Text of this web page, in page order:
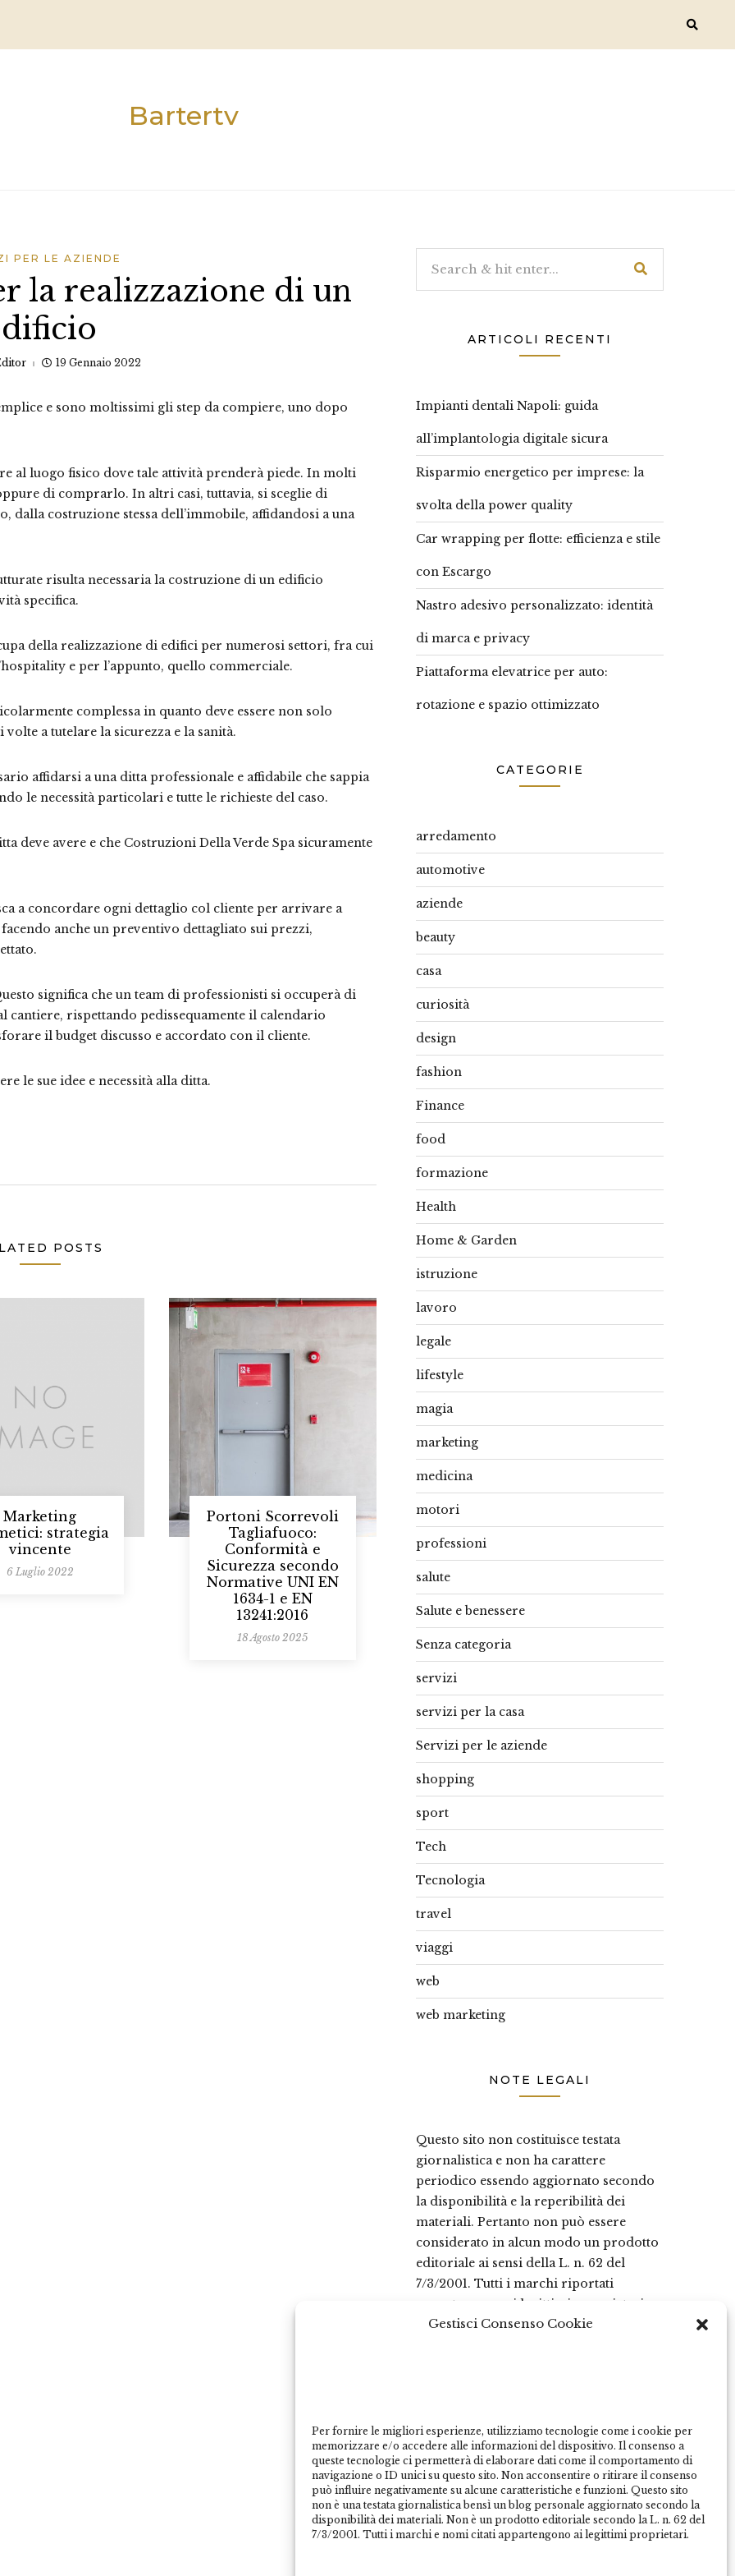
Gestisci Consenso Cookie
Per fornire le migliori esperienze, utilizziamo tecnologie come i cookie per
memorizzare e/o accedere alle informazioni del dispositivo. Il consenso a
queste tecnologie ci permetterà di elaborare dati come il comportamento di
navigazione o ID unici su questo sito. Non acconsentire o ritirare il consenso
può influire negativamente su alcune caratteristiche e funzioni. Questo sito
non è una testata giornalistica bensì un blog personale aggiornato secondo la
disponibilità dei materiali. Non è un prodotto editoriale secondo la L. n. 62 del
7/3/2001. Tutti i marchi e nomi citati appartengono ai legittimi proprietari.
Bartertv
PER LE AZIENDE
la realizzazione di un
19 Gennaio 2022
e sono moltissimi gli step da compiere, uno dopo
al luogo fisico dove tale attività prenderà piede. In molti
di comprarlo. In altri casi, tuttavia, si sceglie di
dalla costruzione stessa dell’immobile, affidandosi a una
risulta necessaria la costruzione di un edificio
specifica.
della realizzazione di edifici per numerosi settori, fra cui
e per l’appunto, quello commerciale.
complessa in quanto deve essere non solo
a tutelare la sicurezza e la sanità.
affidarsi a una ditta professionale e affidabile che sappia
le necessità particolari e tutte le richieste del caso.
deve avere e che Costruzioni Della Verde Spa sicuramente
a concordare ogni dettaglio col cliente per arrivare a
anche un preventivo dettagliato sui prezzi,
significa che un team di professionisti si occuperà di
cantiere, rispettando pedissequamente il calendario
il budget discusso e accordato con il cliente.
le sue idee e necessità alla ditta.
POSTS
Marketing
strategia
vincente
6 Luglio 2022
Portoni Scorrevoli
Tagliafuoco:
Conformità e
Sicurezza secondo
Normative UNI EN
1634-1 e EN
13241:2016
18 Agosto 2025
ARTICOLI RECENTI
Impianti dentali Napoli: guida
all’implantologia digitale sicura
Risparmio energetico per imprese: la
svolta della power quality
Car wrapping per flotte: efficienza e stile
con Escargo
Nastro adesivo personalizzato: identità
di marca e privacy
Piattaforma elevatrice per auto:
rotazione e spazio ottimizzato
CATEGORIE
arredamento
automotive
aziende
beauty
casa
curiosità
design
fashion
Finance
food
formazione
Health
Home & Garden
istruzione
lavoro
legale
lifestyle
magia
marketing
medicina
motori
professioni
salute
Salute e benessere
Senza categoria
servizi
servizi per la casa
Servizi per le aziende
shopping
sport
Tech
Tecnologia
travel
viaggi
web
web marketing
NOTE LEGALI
Questo sito non costituisce testata
giornalistica e non ha carattere
periodico essendo aggiornato secondo
la disponibilità e la reperibilità dei
materiali. Pertanto non può essere
considerato in alcun modo un prodotto
editoriale ai sensi della L. n. 62 del
7/3/2001. Tutti i marchi riportati
appartengono ai legittimi proprietari;
marchi di terzi, nomi di prodotti, nomi
utilizzati a puro scopo esplicativo ed a
beneficio del possessore, senza alcun
fine di violazione dei diritti di Copyright
vigenti. Questo sito utilizza solo cookie
tecnici, in totale rispetto della normativa
europea. Maggiori dettagli alla